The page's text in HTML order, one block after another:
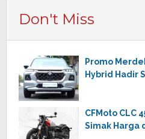
Don't Miss
Promo
Hybrid Hadir
CFMoto CLC
Simak Harga